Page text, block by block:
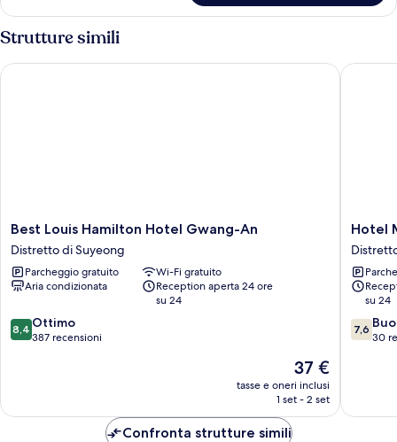
Room
Strutture simili
Best
Louis
Hamilton
Hotel
Gwang-
Distretto
di
Best Louis Hamilton Hotel Gwang-An
Distretto di Suyeong
Parcheggio gratuito
Wi-Fi gratuito
Aria condizionata
Reception aperta 24 ore
su 24
8.4
su
8,4 Ottimo
387 recensioni
Il
prezzo
attuale
37 €
tasse e oneri inclusi
1 set - 2 set
Best Louis Hamilton Hotel Gwang-An
Hotel
Maison
di
Hotel
su 24
7.6
su
7,6
30
Hotel
Confronta strutture simili